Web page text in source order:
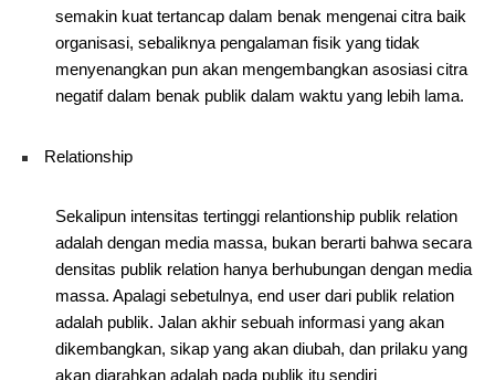
semakin kuat tertancap dalam benak mengenai citra baik
organisasi, sebaliknya pengalaman fisik yang tidak
menyenangkan pun akan mengembangkan asosiasi citra
negatif dalam benak publik dalam waktu yang lebih lama.
Relationship
Sekalipun intensitas tertinggi relantionship publik relation
adalah dengan media massa, bukan berarti bahwa secara
densitas publik relation hanya berhubungan dengan media
massa. Apalagi sebetulnya, end user dari publik relation
adalah publik. Jalan akhir sebuah informasi yang akan
dikembangkan, sikap yang akan diubah, dan prilaku yang
akan diarahkan adalah pada publik itu sendiri